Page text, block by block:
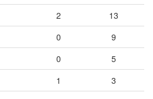
2
13
0
9
0
5
1
3